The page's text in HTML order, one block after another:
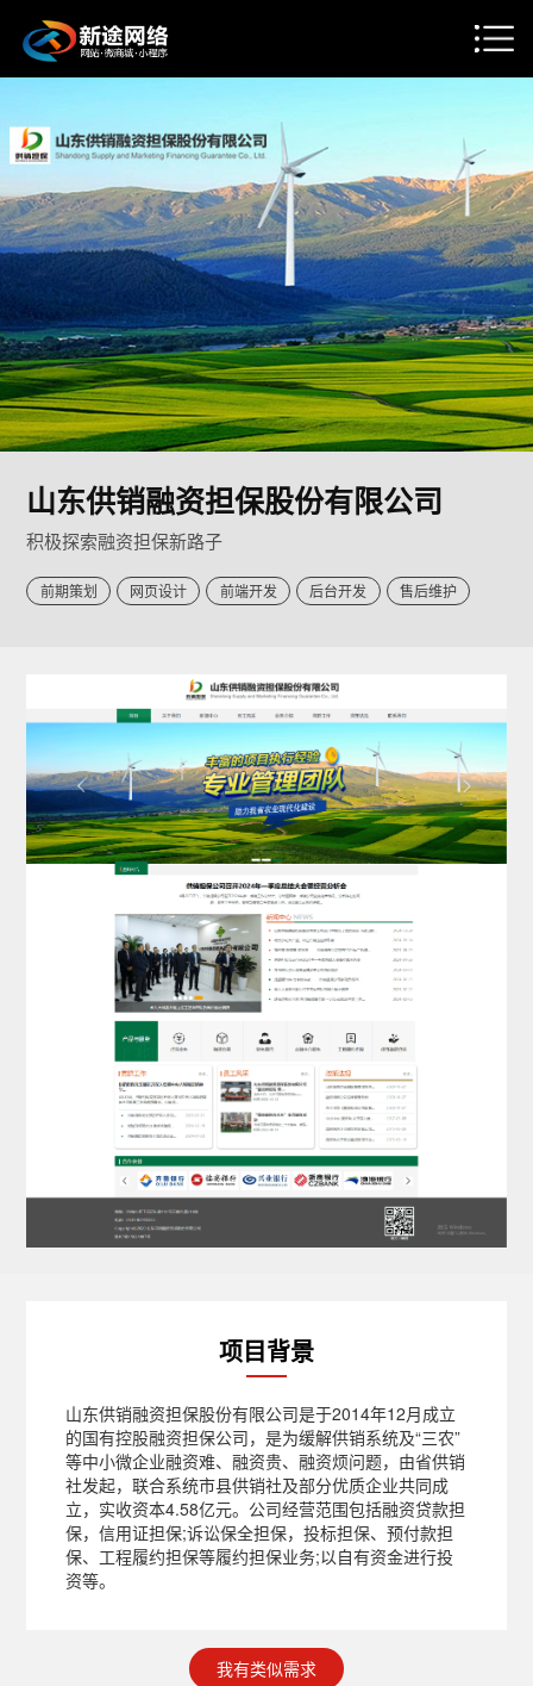
山东供销融资担保股份有限公司
积极探索融资担保新路子
前期策划 网页设计 前端开发 后台开发 售后维护
项目背景
山东供销融资担保股份有限公司是于2014年12月成立
的国有控股融资担保公司，是为缓解供销系统及“三农”
等中小微企业融资难、融资贵、融资烦问题，由省供销
社发起，联合系统市县供销社及部分优质企业共同成
立，实收资本4.58亿元。公司经营范围包括融资贷款担
保，信用证担保;诉讼保全担保，投标担保、预付款担
保、工程履约担保等履约担保业务;以自有资金进行投
资等。
我有类似需求